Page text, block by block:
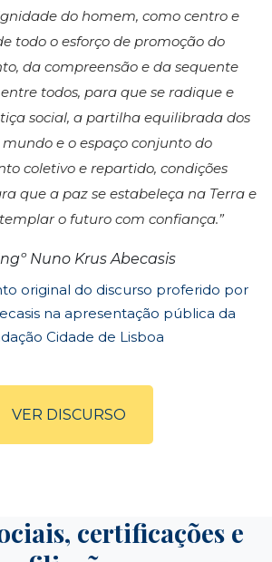
do homem, como centro e
todo o esforço de promoção do
da compreensão e da sequente
todos, para que se radique e
social, a partilha equilibrada dos
e o espaço conjunto do
coletivo e repartido, condições
que a paz se estabeleça na Terra e
o futuro com confiança.”
Nuno Krus Abecasis
original do discurso proferido por
na apresentação pública da
Cidade de Lisboa
VER DISCURSO
certificações e